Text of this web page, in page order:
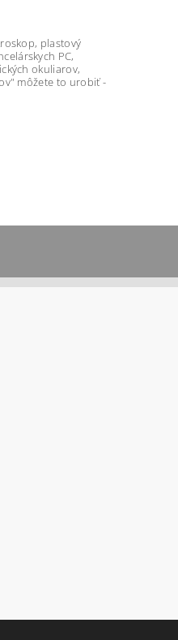
plastový
PC,
okuliarov,
môžete to urobiť -